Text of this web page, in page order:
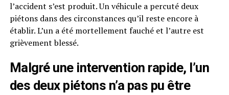
l’accident s’est produit. Un véhicule a percuté deux
piétons dans des circonstances qu’il reste encore à
établir. L’un a été mortellement fauché et l’autre est
grièvement blessé.
Malgré une intervention rapide, l’un
des deux piétons n’a pas pu être